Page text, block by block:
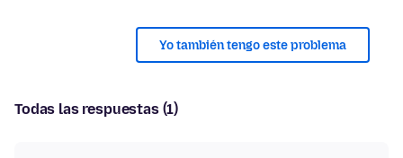
Yo también tengo este problema
Todas las respuestas (1)